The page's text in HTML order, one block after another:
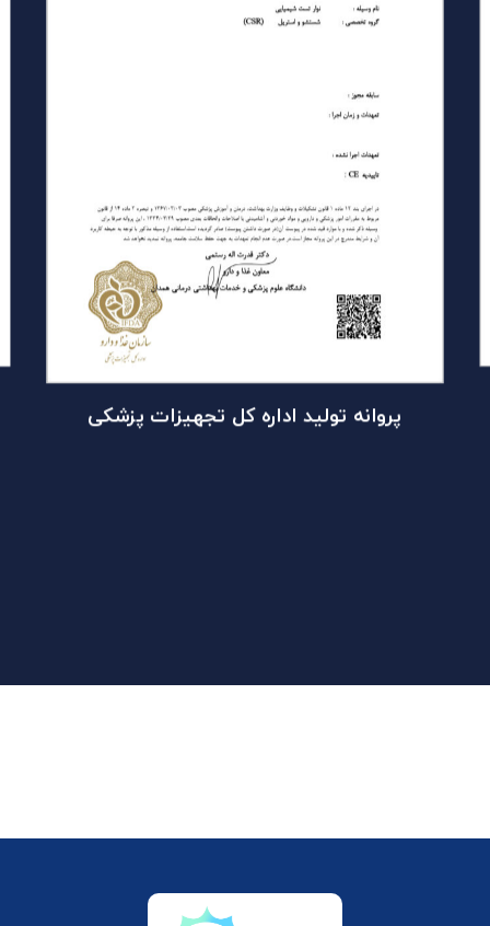
پروانه تولید اداره کل تجهیزات پزشکی